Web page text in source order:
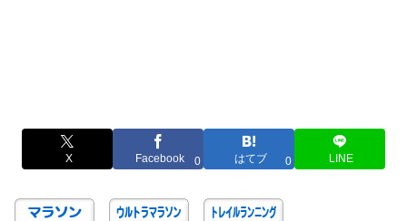
X Facebook 0 はてブ 0 LINE